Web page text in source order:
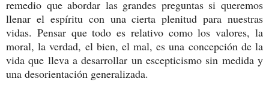
remedio que abordar las grandes preguntas si queremos
llenar el espíritu con una cierta plenitud para nuestras
vidas. Pensar que todo es relativo como los valores, la
moral, la verdad, el bien, el mal, es una concepción de la
vida que lleva a desarrollar un escepticismo sin medida y
una desorientación generalizada.